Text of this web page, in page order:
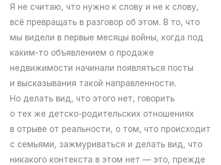
Я не считаю, что нужно к слову и не к слову,
всё превращать в разговор об этом. В то, что
мы видели в первые месяцы войны, когда под
каким-то объявлением о продаже
недвижимости начинали появляться посты
и высказывания такой направленности.
Но делать вид, что этого нет, говорить
о тех же детско-родительских отношениях
в отрыве от реальности, о том, что происходит
с семьями, зажмуриваться и делать вид, что
никакого контекста в этом нет — это, прежде